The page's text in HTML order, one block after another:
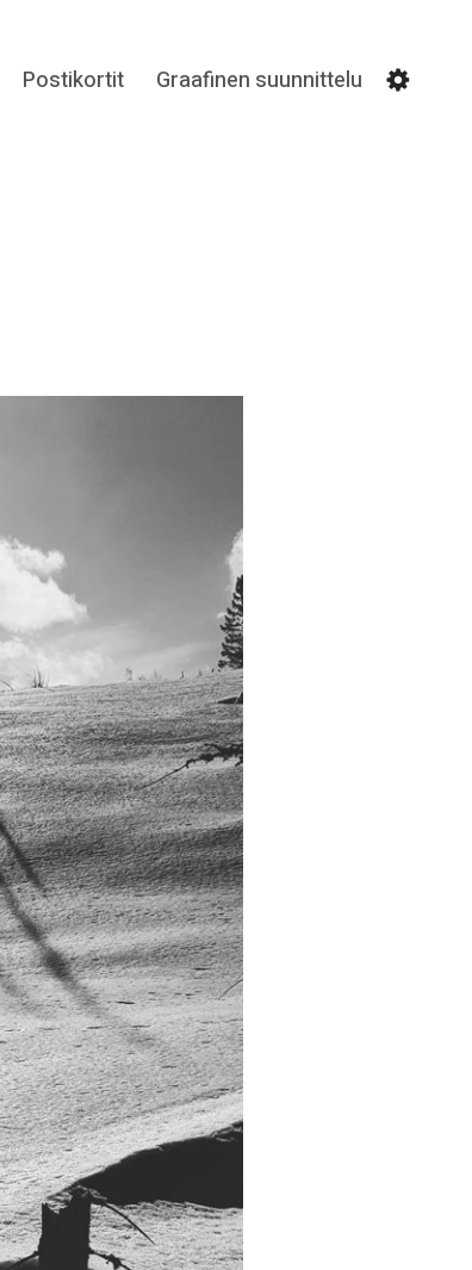
Postikortit Graafinen suunnittelu